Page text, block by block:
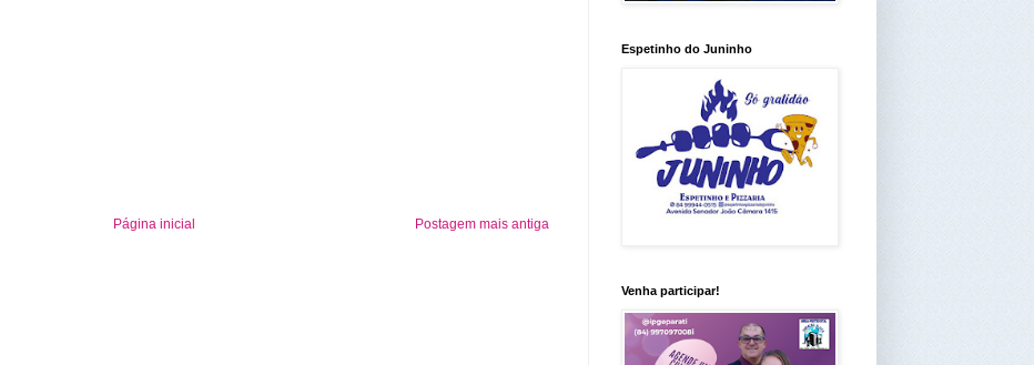
Postagem mais antiga
Página inicial
Espetinho do Juninho
Venha participar!